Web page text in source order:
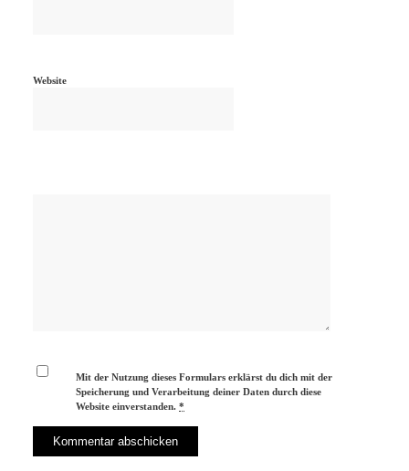
Website
Mit der Nutzung dieses Formulars erklärst du dich mit der
Speicherung und Verarbeitung deiner Daten durch diese
Website einverstanden.*